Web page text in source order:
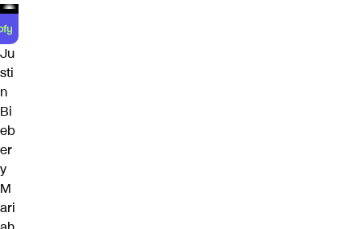
Ju
sti
n
Bi
eb
er
y
M
ari